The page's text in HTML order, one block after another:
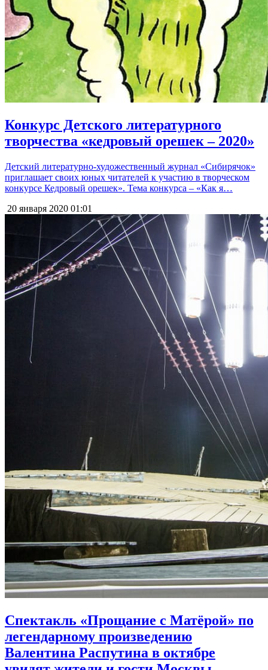
Конкурс Детского литературного
творчества «кедровый орешек – 2020»
Детский литературно-художественный журнал «Сибирячок»
приглашает своих юных читателей к участию в творческом
конкурсе Кедровый орешек». Тема конкурса – «Как я…
20 января 2020 01:01
Спектакль «Прощание с Матёрой» по
легендарному произведению
Валентина Распутина в октябре